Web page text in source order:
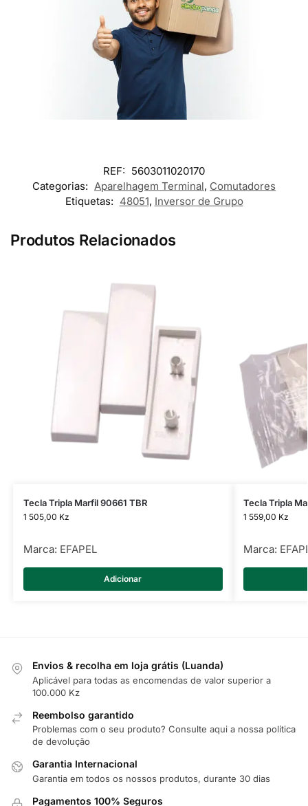
REF: 5603011020170
Categorias: Aparelhagem Terminal, Comutadores
Etiquetas: 48051, Inversor de Grupo
Produtos Relacionados
Tecla Tripla Marfil 90661 TBR
1 505,00 Kz
Marca: EFAPEL
Adicionar
Tecla Tripla
1 559,00 Kz
Marca:
Envios & recolha em loja grátis (Luanda)
Aplicável para todas as encomendas de valor superior a
100.000 Kz
Reembolso garantido
Problemas com o seu produto? Consulte aqui a nossa política
de devolução
Garantia Internacional
Garantia em todos os nossos produtos, durante 30 dias
Pagamentos 100% Seguros